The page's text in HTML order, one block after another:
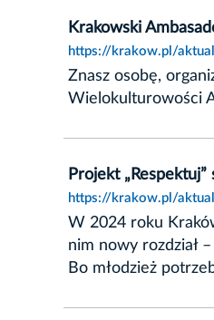
Krakowski
https://krakow.pl/
Znasz osobę,
Wielokulturowości
Projekt
https://krakow.pl/
W 2024 roku
nim nowy rozdział
Bo młodzież